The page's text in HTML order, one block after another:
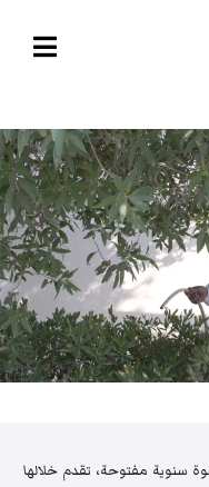
سنوية مفتوحة، تقدم خلالها